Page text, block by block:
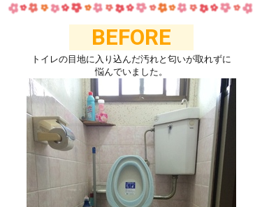
BEFORE
トイレの目地に入り込んだ汚れと匂いが取れずに
悩んでいました。